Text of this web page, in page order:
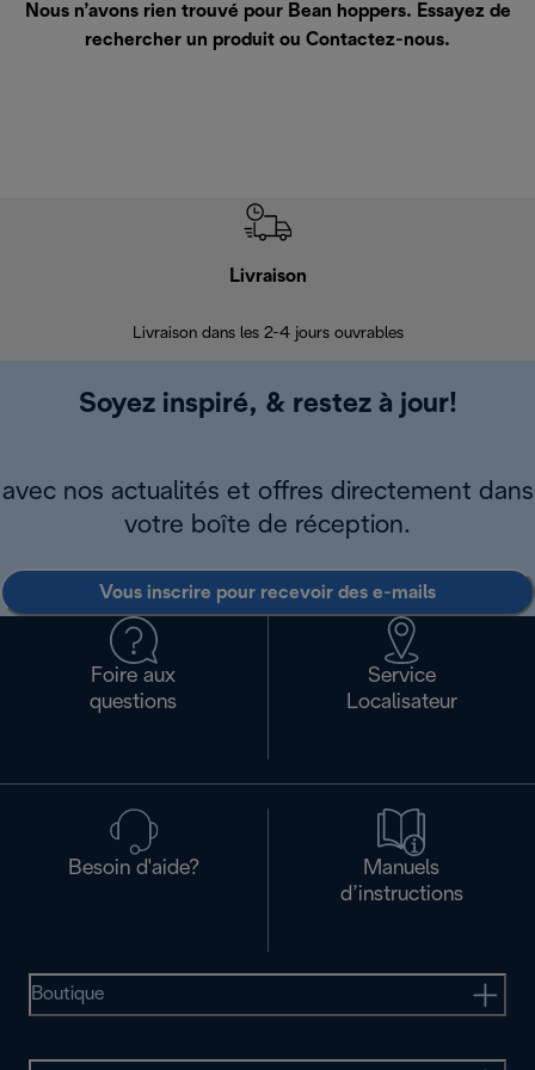
Nous n’avons rien trouvé pour Bean hoppers. Essayez de
rechercher un produit ou Contactez-nous.
Livraison
Livraison dans les 2-4 jours ouvrables
Soyez inspiré, & restez à jour!
avec nos actualités et offres directement dans
votre boîte de réception.
Vous inscrire pour recevoir des e-mails
Foire aux
questions
Service
Localisateur
Besoin d'aide?
Manuels
d’instructions
Boutique